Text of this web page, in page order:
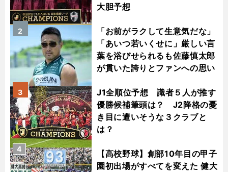
大胆予想
「お前がラクして生意気だな」
「あいつ若いくせに」厳しい言
葉を浴びせられるも佐藤慎太郎
が貫いた誇りとファンへの思い
2
J1全順位予想 識者５人が推す
優勝候補筆頭は？ J2降格の憂
き目に遭いそうな３クラブと
は？
3
【高校野球】創部10年目の甲子
園初出場がすべてを変えた 健大
4